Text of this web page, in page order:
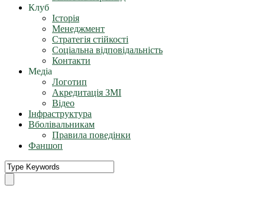
Клуб
Історія
Менеджмент
Стратегія стійкості
Соціальна відповідальність
Контакти
Медіа
Логотип
Акредитація ЗМІ
Відео
Інфраструктура
Вболівальникам
Правила поведінки
Фаншоп